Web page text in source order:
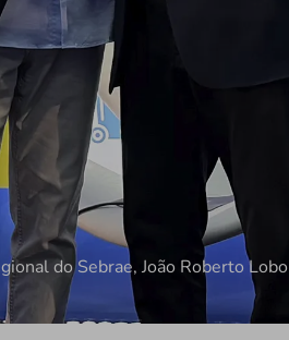
do Sebrae, João Roberto Lobo